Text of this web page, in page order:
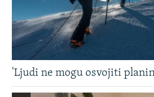
'Ljudi ne mogu osvojiti